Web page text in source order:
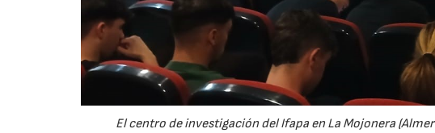
El centro de investigación del Ifapa en La Mojonera